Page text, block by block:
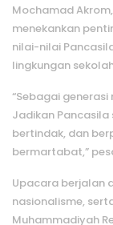
Mochamad Akrom,
menekankan
nilai-nilai
lingkungan
“Sebagai
Jadikan
bertindak, dan
bermartabat,”
Upacara berjalan
nasionalisme,
Muhammadiyah